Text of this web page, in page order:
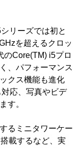
リーズでは初と
を超えるクロッ
のCore(TM) i5プロ
、パフォーマンス
クス機能も進化
応、写真やビデ
す。
るミニタワーケー
載するなど、実